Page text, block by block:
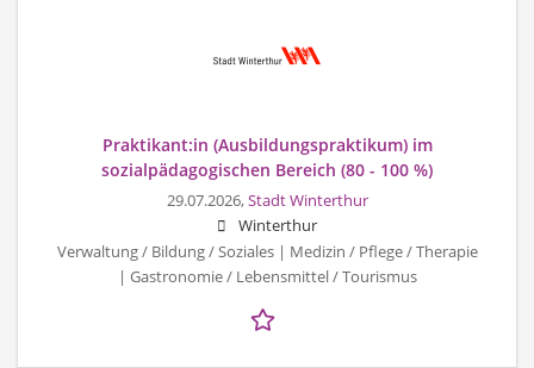
Praktikant:in (Ausbildungspraktikum) im
sozialpädagogischen Bereich (80 - 100 %)
29.07.2026,Stadt Winterthur
Winterthur
Verwaltung / Bildung / Soziales | Medizin / Pflege / Therapie
| Gastronomie / Lebensmittel / Tourismus